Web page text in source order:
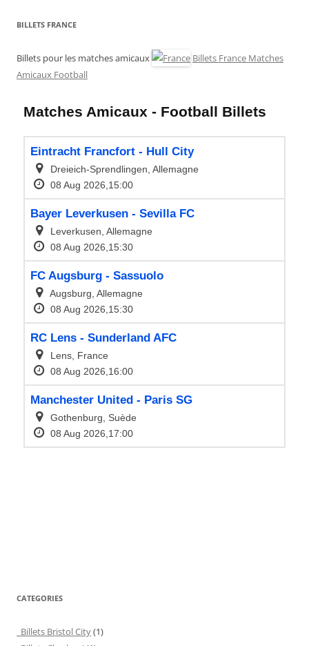
BILLETS FRANCE
Billets pour les matches amicaux
Billets France Matches
Amicaux Football
CATEGORIES
Billets Bristol City(1)